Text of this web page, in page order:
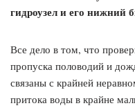
гидроузел и его нижний
Все дело в том, что
пропуска половодий и
связаны с крайней
притока воды в крайне